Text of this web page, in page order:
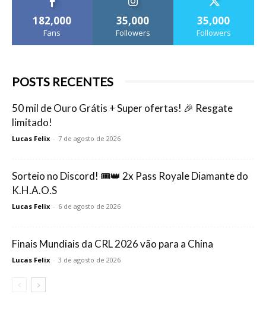
182,000
Fans
35,000
Followers
35,000
Followers
POSTS RECENTES
50 mil de Ouro Grátis + Super ofertas! 🎉 Resgate
limitado!
Lucas Felix - 7 de agosto de 2026
Sorteio no Discord! 🎟️👑 2x Pass Royale Diamante do
K.H.A.O.S
Lucas Felix - 6 de agosto de 2026
Finais Mundiais da CRL 2026 vão para a China
Lucas Felix - 3 de agosto de 2026